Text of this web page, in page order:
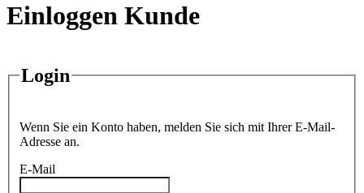
Einloggen Kunde
Login
Wenn Sie ein Konto haben, melden Sie sich mit Ihrer E-Mail-
Adresse an.
E-Mail